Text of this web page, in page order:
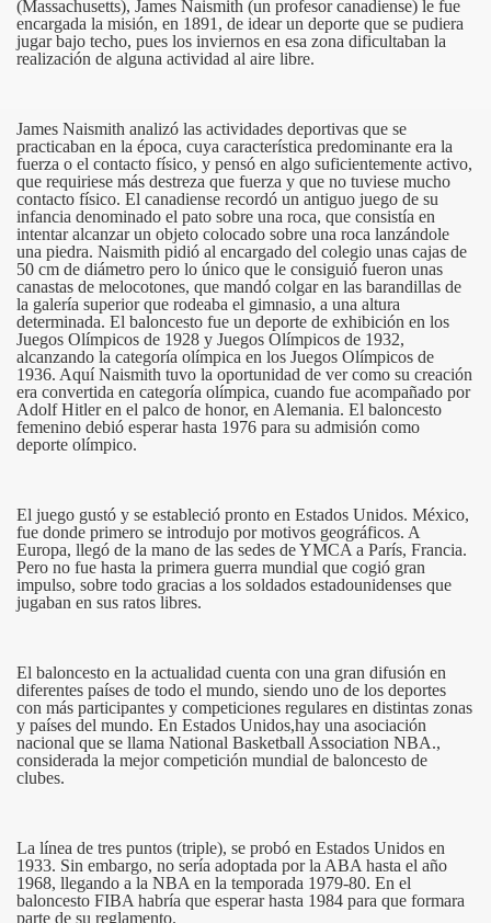
(Massachusetts), James Naismith (un profesor canadiense) le fue
encargada la misión, en 1891, de idear un deporte que se pudiera
jugar bajo techo, pues los inviernos en esa zona dificultaban la
realización de alguna actividad al aire libre.
James Naismith analizó las actividades deportivas que se
practicaban en la época, cuya característica predominante era la
fuerza o el contacto físico, y pensó en algo suficientemente activo,
que requiriese más destreza que fuerza y que no tuviese mucho
contacto físico. El canadiense recordó un antiguo juego de su
infancia denominado el pato sobre una roca, que consistía en
intentar alcanzar un objeto colocado sobre una roca lanzándole
una piedra. Naismith pidió al encargado del colegio unas cajas de
50 cm de diámetro pero lo único que le consiguió fueron unas
canastas de melocotones, que mandó colgar en las barandillas de
la galería superior que rodeaba el gimnasio, a una altura
determinada. El baloncesto fue un deporte de exhibición en los
Juegos Olímpicos de 1928 y Juegos Olímpicos de 1932,
alcanzando la categoría olímpica en los Juegos Olímpicos de
1936. Aquí Naismith tuvo la oportunidad de ver como su creación
era convertida en categoría olímpica, cuando fue acompañado por
Adolf Hitler en el palco de honor, en Alemania. El baloncesto
femenino debió esperar hasta 1976 para su admisión como
deporte olímpico.
El juego gustó y se estableció pronto en Estados Unidos. México,
fue donde primero se introdujo por motivos geográficos. A
Europa, llegó de la mano de las sedes de YMCA a París, Francia.
Pero no fue hasta la primera guerra mundial que cogió gran
impulso, sobre todo gracias a los soldados estadounidenses que
jugaban en sus ratos libres.
El baloncesto en la actualidad cuenta con una gran difusión en
diferentes países de todo el mundo, siendo uno de los deportes
con más participantes y competiciones regulares en distintas zonas
y países del mundo. En Estados Unidos,hay una asociación
nacional que se llama National Basketball Association NBA.,
considerada la mejor competición mundial de baloncesto de
clubes.
La línea de tres puntos (triple), se probó en Estados Unidos en
1933. Sin embargo, no sería adoptada por la ABA hasta el año
1968, llegando a la NBA en la temporada 1979-80. En el
baloncesto FIBA habría que esperar hasta 1984 para que formara
parte de su reglamento.
LAURA ÁLAMO ROMERO